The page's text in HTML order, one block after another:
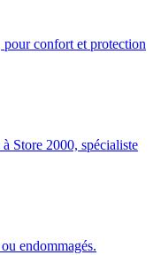
confort et protection
Store 2000, spécialiste
endommagés.